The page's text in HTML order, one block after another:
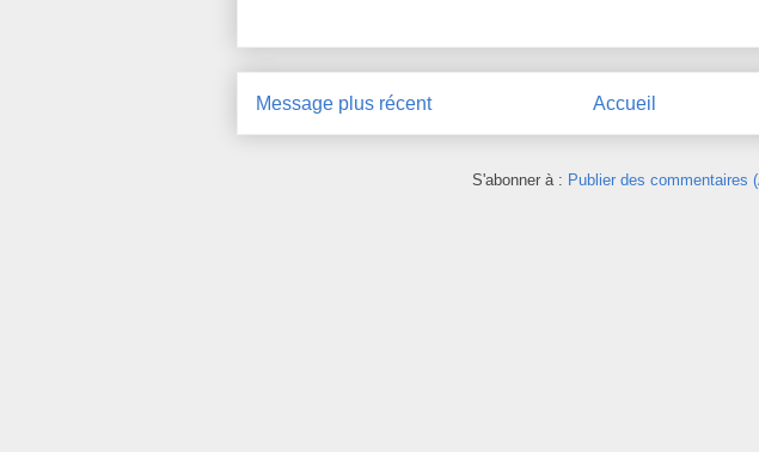
Message plus récent Accueil
S'abonner à : Publier des commentaires